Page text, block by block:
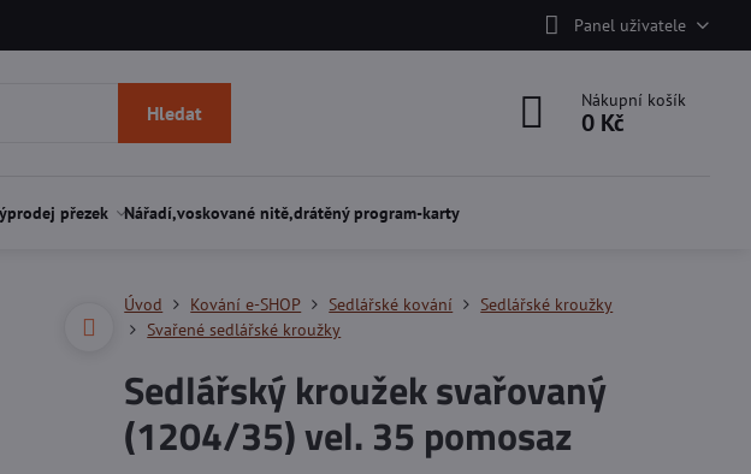
Panel uživatele
Hledat
Nákupní košík
0 Kč
přezek Nářadí,voskované nitě,drátěný program-karty
Úvod Kování e-SHOP Sedlářské kování
Sedlářské kroužky
Svařené sedlářské kroužky
Sedlářský kroužek svařovaný
(1204/35) vel. 35 pomosaz